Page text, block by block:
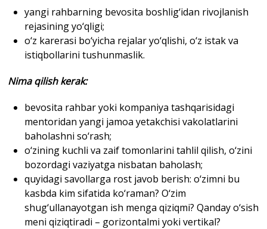
yangi rahbarning bevosita boshlig‘idan rivojlanish
rejasining yo‘qligi;
o‘z karerasi bo‘yicha rejalar yo‘qlishi, o‘z istak va
istiqbollarini tushunmaslik.
Nima qilish kerak:
bevosita rahbar yoki kompaniya tashqarisidagi
mentoridan yangi jamoa yetakchisi vakolatlarini
baholashni so‘rash;
o‘zining kuchli va zaif tomonlarini tahlil qilish, o‘zini
bozordagi vaziyatga nisbatan baholash;
quyidagi savollarga rost javob berish: o‘zimni bu
kasbda kim sifatida ko‘raman? O‘zim
shug‘ullanayotgan ish menga qiziqmi? Qanday o‘sish
meni qiziqtiradi – gorizontalmi yoki vertikal?